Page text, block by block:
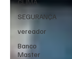
SEGURANÇA
vereador
Banco
Master